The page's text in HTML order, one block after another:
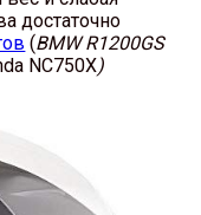
достаточно
(BMW R1200GS
NC750X)